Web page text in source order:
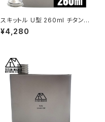
スキットル U型 260ml チタン製
大容量 軽量 頑丈 携帯用 ウイ
スキー ボトル ヒップフラスコ 水
納袋付き
¥4,280